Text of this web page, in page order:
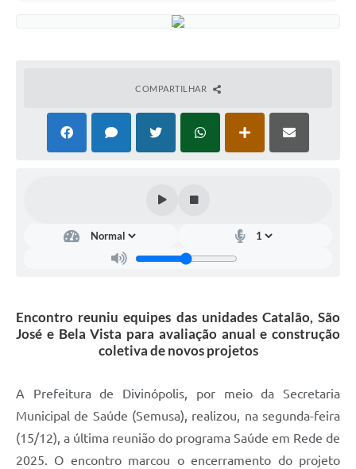
COMPARTILHAR
Encontro reuniu equipes das unidades Catalão, São
José e Bela Vista para avaliação anual e construção
coletiva de novos projetos
A Prefeitura de Divinópolis, por meio da Secretaria
Municipal de Saúde (Semusa), realizou, na segunda-feira
(15/12), a última reunião do programa Saúde em Rede de
2025. O encontro marcou o encerramento do projeto